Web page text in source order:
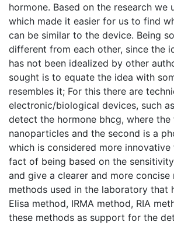
hormone. Based on the research we
which made it easier for us to find
can be similar to the device. Being
different from each other, since the
has not been idealized by other
sought is to equate the idea with
resembles it; For this there are
electronic/biological devices, such
detect the hormone bhcg, where
nanoparticles and the second is a
which is considered more
fact of being based on the
and give a clearer and more concise
methods used in the laboratory that
Elisa method, IRMA method, RIA
these methods as support for the